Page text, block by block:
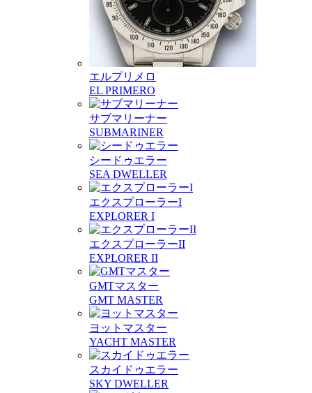
エルプリメロ
EL PRIMERO
サブマリーナー
SUBMARINER
シードゥエラー
SEA DWELLER
エクスプローラーI
EXPLORER I
エクスプローラーII
EXPLORER II
GMTマスター
GMT MASTER
ヨットマスター
YACHT MASTER
スカイドゥエラー
SKY DWELLER